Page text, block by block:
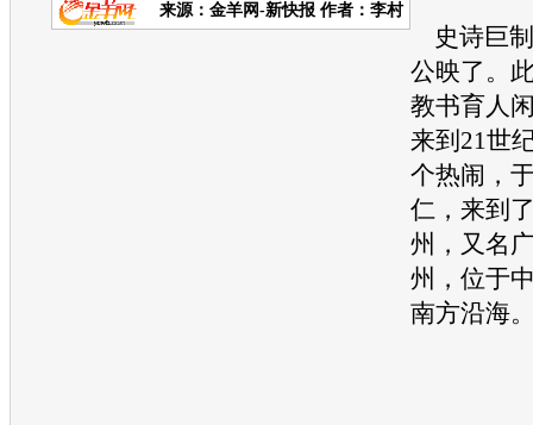
来源： 金羊网-新快报 作者：李村
史诗巨
公映了。
教书育人
来到21世
个热闹，
仁，来到
州，又名
州，位于
南方沿海